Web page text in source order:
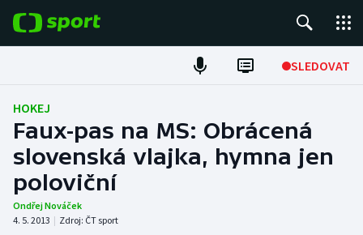
SLEDOVAT
Fotbal
Hokej
Tenis
Atletika
HOKEJ
Faux-pas na MS: Obrácená
slovenská vlajka, hymna jen
poloviční
Ondřej Nováček
4. 5. 2013 | Zdroj: ČT sport